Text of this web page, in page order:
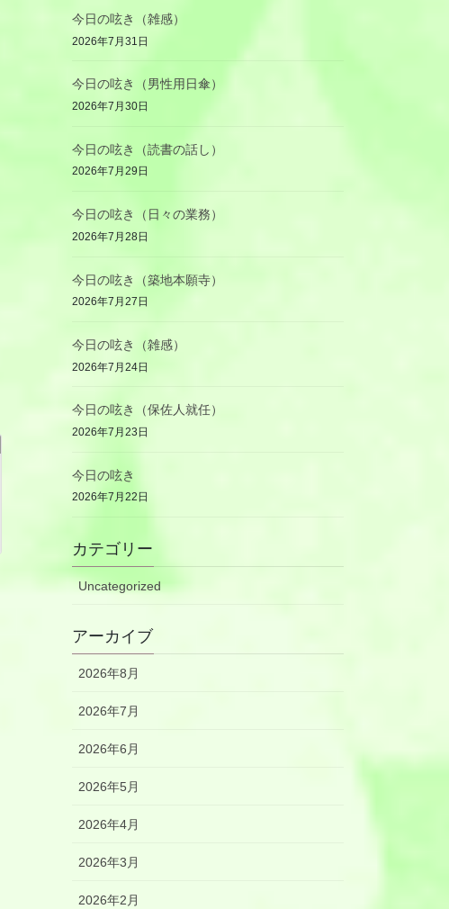
今日の呟き（雑感）
2026年7月31日
今日の呟き（男性用日傘）
2026年7月30日
今日の呟き（読書の話し）
2026年7月29日
今日の呟き（日々の業務）
2026年7月28日
今日の呟き（築地本願寺）
2026年7月27日
今日の呟き（雑感）
2026年7月24日
今日の呟き（保佐人就任）
2026年7月23日
今日の呟き
2026年7月22日
カテゴリー
Uncategorized
アーカイブ
2026年8月
2026年7月
2026年6月
2026年5月
2026年4月
2026年3月
2026年2月